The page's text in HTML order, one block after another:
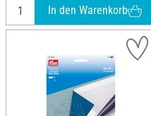
In den Warenkorb